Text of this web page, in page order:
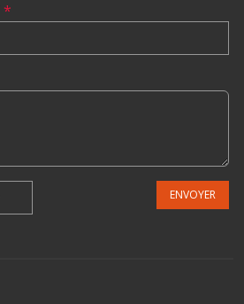
*
ENVOYER